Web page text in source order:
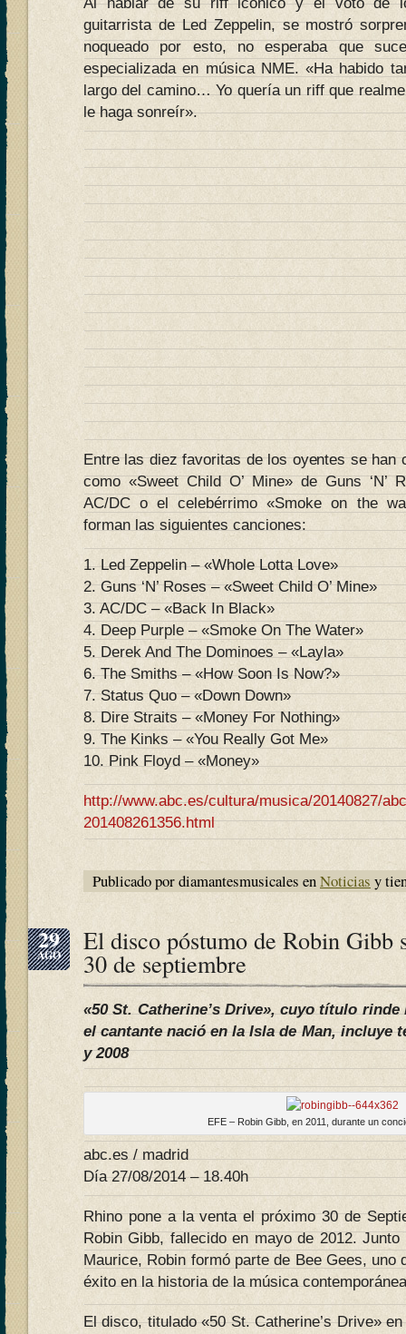
guitarrista de Led Zeppelin, se mostró
noqueado por esto, no esperaba que
especializada en música NME. «Ha habido
largo del camino… Yo quería un riff que
le haga sonreír».
Entre las diez favoritas de los oyentes se han
como «Sweet Child O’ Mine» de Guns ‘N’
AC/DC o el celebérrimo «Smoke on the
forman las siguientes canciones:
1. Led Zeppelin – «Whole Lotta Love»
2. Guns ‘N’ Roses – «Sweet Child O’ Mine»
3. AC/DC – «Back In Black»
4. Deep Purple – «Smoke On The Water»
5. Derek And The Dominoes – «Layla»
6. The Smiths – «How Soon Is Now?»
7. Status Quo – «Down Down»
8. Dire Straits – «Money For Nothing»
9. The Kinks – «You Really Got Me»
10. Pink Floyd – «Money»
http://www.abc.es/cultura/musica/20140827/
201408261356.html
Publicado por diamantesmusicales enNoticias y
29
AGO El disco póstumo de Robin Gibb
30 de septiembre
«50 St. Catherine’s Drive», cuyo título rinde
el cantante nació en la Isla de Man, incluye
y 2008
EFE – Robin Gibb, en 2011, durante un
abc.es / madrid
Día 27/08/2014 – 18.40h
Rhino pone a la venta el próximo 30 de
Robin Gibb, fallecido en mayo de 2012.
Maurice, Robin formó parte de Bee Gees, uno
éxito en la historia de la música
El disco, titulado «50 St. Catherine’s Drive»